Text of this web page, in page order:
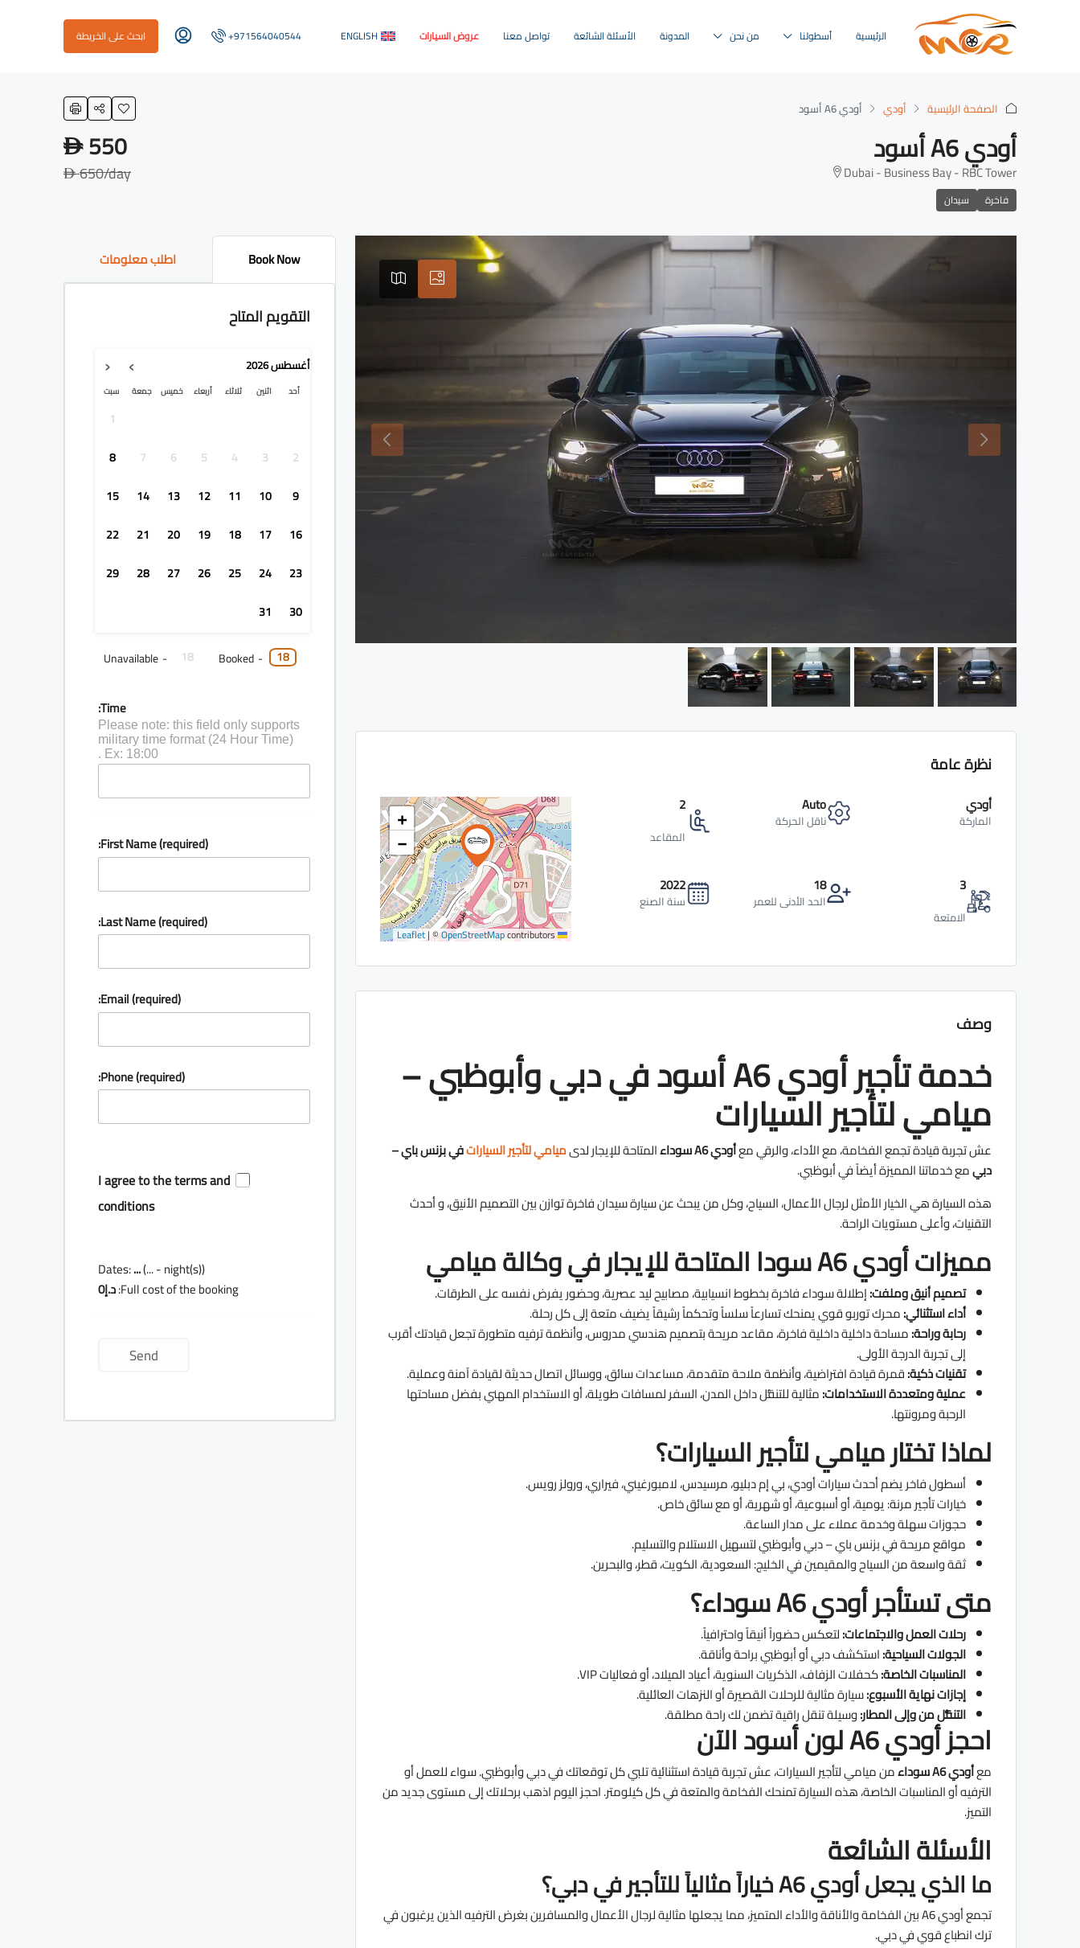
الرئيسية أسطولنا من نحن المدونة الأسئلة الشائعة تواصل معنا عروض السيارات ENGLISH
+971564040544 ابحث على الخريطة
الصفحة الرئيسية أودي أودي A6 أسود
أودي A6 أسود
Dubai - Business Bay - RBC Tower
فاخرة سيدان
D 550
D650/day
نظرة عامة
أودي
الماركة
Auto
ناقل الحركة
2
المقاعد
3
الامتعة
18
الحد الأدنى للعمر
2022
سنة الصنع
+
−
Leaflet
|©OpenStreetMapcontributors
وصف
خدمة تأجير أودي A6 أسود في دبي وأبوظبي –
ميامي لتأجير السيارات
عش تجربة قيادة تجمع الفخامة، مع الأداء، والرقي معأودي A6 سوداء المتاحة للإيجار لدىميامي لتأجير السياراتفي بزنس باي –
دبيمع خدماتنا المميزة أيضاً في أبوظبي.
هذه السيارة هي الخيار الأمثل لرجال الأعمال، السياح، وكل من يبحث عن سيارة سيدان فاخرة توازن بين التصميم الأنيق، و أحدث
التقنيات، وأعلى مستويات الراحة.
مميزات أودي A6 سودا المتاحة للإيجار في وكالة ميامي
تصميم أنيق وملفت:إطلالة سوداء فاخرة بخطوط انسيابية، مصابيح ليد عصرية، وحضور يفرض نفسه على الطرقات.
أداء استثنائي:محرك توربو قوي يمنحك تسارعاً سلساً وتحكماً رشيقاً يضيف متعة إلى كل رحلة.
رحابة وراحة:مساحة داخلية داخلية فاخرة، مقاعد مريحة بتصميم هندسي مدروس، وأنظمة ترفيه متطورة تجعل قيادتك أقرب
إلى تجربة الدرجة الأولى.
تقنيات ذكية:قمرة قيادة افتراضية، وأنظمة ملاحة متقدمة، مساعدات سائق، ووسائل اتصال حديثة لقيادة آمنة وعملية.
عملية ومتعددة الاستخدامات:مثالية للتنقُّل داخل المدن، السفر لمسافات طويلة، أو الاستخدام المهني بفضل مساحتها
الرحبة ومرونتها.
لماذا تختار ميامي لتأجير السيارات؟
أسطول فاخر يضم أحدث سيارات أودي، بي إم دبليو، مرسيدس، لامبورغيني، فيراري، ورولز رويس.
خيارات تأجير مرنة: يومية، أو أسبوعية، أو شهرية، أو مع سائق خاص.
حجوزات سهلة وخدمة عملاء على مدار الساعة.
مواقع مريحة في بزنس باي – دبي وأبوظبي لتسهيل الاستلام والتسليم.
ثقة واسعة من السياح والمقيمين في الخليج: السعودية، الكويت، قطر، والبحرين.
متى تستأجر أودي A6 سوداء؟
رحلات العمل والاجتماعات:لتعكس حضوراً أنيقاً واحترافياً.
الجولات السياحية:استكشف دبي أو أبوظبي براحة وأناقة.
المناسبات الخاصة:كحفلات الزفاف، الذكريات السنوية، أعياد الميلاد، أو فعاليات VIP.
إجازات نهاية الأسبوع:سيارة مثالية للرحلات القصيرة أو النزهات العائلية.
التنقُّل من وإلى المطار:وسيلة تنقل راقية تضمن لك راحة مطلقة.
احجز أودي A6 لون أسود الآن
معأودي A6 سوداء
من ميامي لتأجير السيارات، عش تجربة قيادة استثنائية تلبي كل توقعاتك في دبي وأبوظبي. سواء للعمل أو
الترفيه أو المناسبات الخاصة، هذه السيارة تمنحك الفخامة والمتعة في كل كيلومتر. احجز اليوم اذهب برحلاتك إلى مستوى جديد من
التميز.
الأسئلة الشائعة
ما الذي يجعل أودي A6 خياراً مثالياً للتأجير في دبي؟
تجمع أودي A6 بين الفخامة والأناقة والأداء المتميز، مما يجعلها مثالية لرجال الأعمال والمسافرين بغرض الترفيه الذين يرغبون في
ترك انطباع قوي في دبي.
Book Now اطلب معلومات
التقويم المتاح
›
‹ أغسطس2026
أحد اثنين ثلاثاء أربعاء خميس جمعة سبت
1
2
3
4
5
6
7
8
9
10
11
12
13
14
15
16
17
18
19
20
21
22
23
24
25
26
27
28
29
30
31
18
-
Booked
18
-
Unavailable
Time:
Please note: this field only supports
military time format (24 Hour Time)
Ex: 18:00 .
First Name (required):
Last Name (required):
Email (required):
Phone (required):
I agree to the terms and
conditions
Dates:...(...- night(s))
Full cost of the booking: د.إ0